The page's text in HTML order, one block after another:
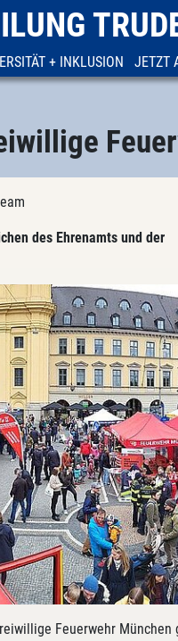
+ INKLUSION JETZT
des Ehrenamts und der
Feuerwehr München